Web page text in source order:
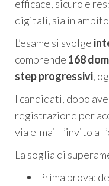
efficace, sicuro e
digitali, sia in
L’esame si svolge
comprende 168
step progressivi,
I candidati, dopo
registrazione per
via e-mail l’invito
La soglia di
Prima prova: